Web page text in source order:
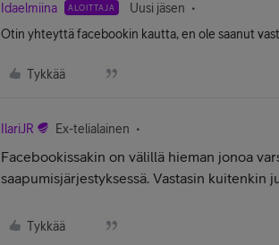
Idaelmiina ALOITTAJA Uusi jäsen
Otin yhteyttä facebookin kautta, en ole saanut
Tykkää
IlariJR Ex-telialainen
Facebookissakin on välillä hieman jonoa
saapumisjärjestyksessä. Vastasin kuitenkin
Tykkää